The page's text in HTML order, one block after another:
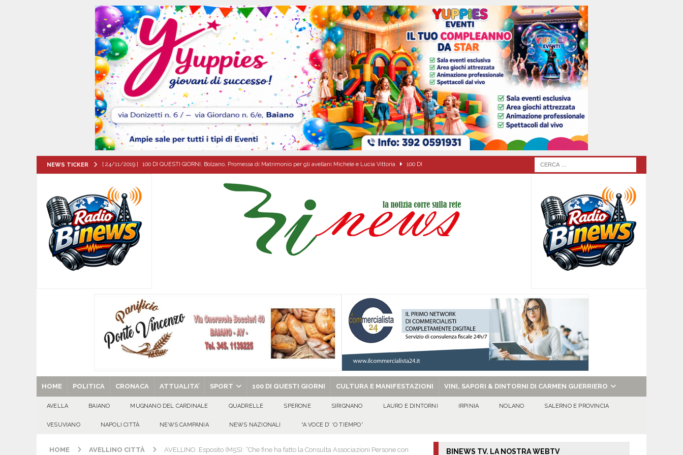
NEWS TICKER [ 24/11/2019 ] 100 DI QUESTI GIORNI. Bolzano, Promessa di Matrimonio per gli avellani Michele e Lucia Vittoria 100 DI
[ 08/08/2026 ] Il futuro dei giovani del Sud, la sfida parte anche dall’Irpinia: nuovo incarico per Gerardo Gonnella
ATTUALITA'
[ 07/08/2026 ] Visciano celebra Padre Arturo D’Onofrio: due giorni di fede nel ricordo del fondatore CULTURA E
MANIFESTAZIONI
[ 07/08/2026 ]
[ 07/08/2026 ] Emergenza cinghiali: nasce il Tavolo tecnico permanente della Regione Campania EVIDENZA
[ 07/08/2026 ] 8 agosto, anniversario della tragedia di Marcinelle. Pmi International: “La sicurezza sul lavoro deve diventare
una cultura collettiva. Nessuna crescita economica può prescindere dalla tutela della vita umana” CULTURA E
MANIFESTAZIONI
SANT’Oggi. Venerdì 29 agosto la chiesa celebra il Martirio di san Giovanni Battista e santa Sabina EVIDENZA
HOME POLITICA CRONACA ATTUALITA’ SPORT 100 DI QUESTI GIORNI CULTURA E MANIFESTAZIONI VINI, SAPORI & DINTORNI DI CARMEN GUERRIERO
AVELLA BAIANO MUGNANO DEL CARDINALE QUADRELLE SPERONE SIRIGNANO LAURO E DINTORNI IRPINIA NOLANO SALERNO E PROVINCIA
VESUVIANO NAPOLI CITTÀ NEWS CAMPANIA NEWS NAZIONALI “A VOCE D’ ‘O TIEMPO”
HOME AVELLINO CITTÀ AVELLINO. Esposito (M5S): “Che fine ha fatto la Consulta Associazioni Persone con BINEWS TV. LA NOSTRA WEBTV